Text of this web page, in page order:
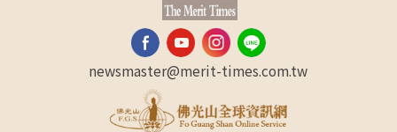
newsmaster@merit-times.com.tw